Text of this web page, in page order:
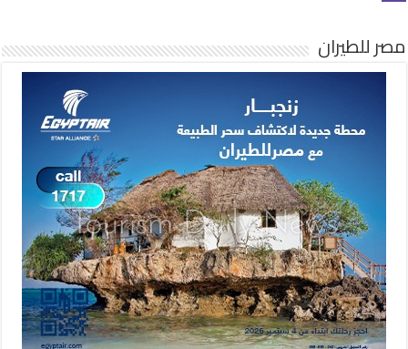
مصر للطيران